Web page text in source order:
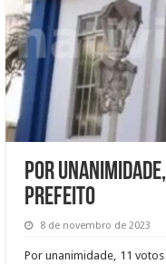
Por
prefeito
8 de novembro de 2023
Por unanimidade, 11